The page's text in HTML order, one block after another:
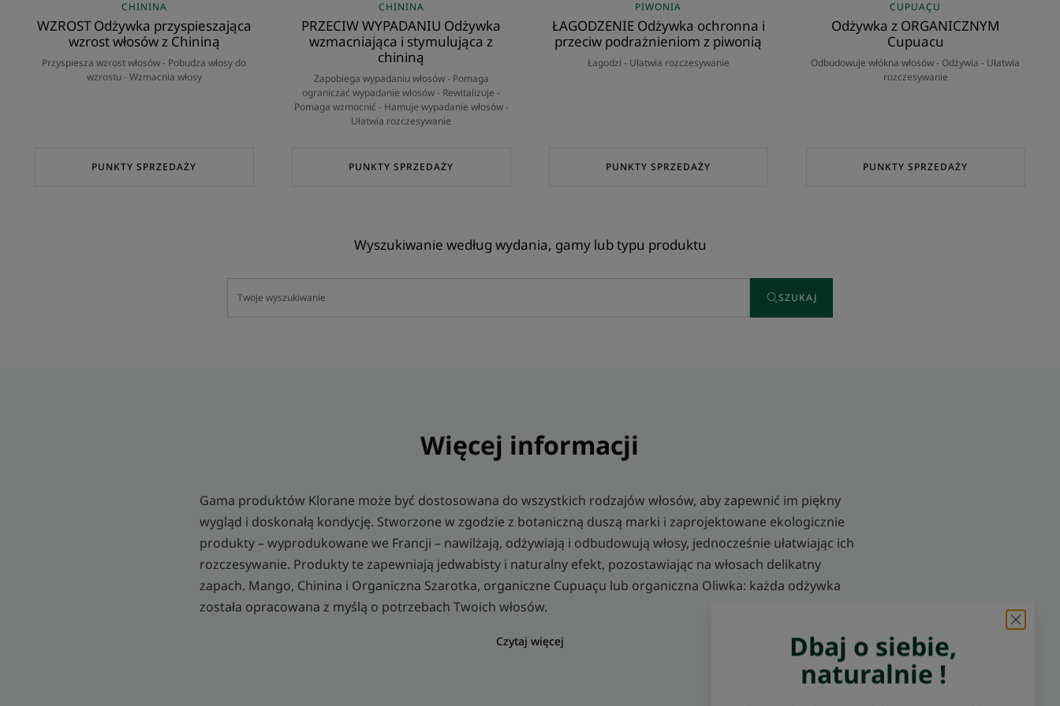
CHININA
WZROST Odżywka przyspieszająca
wzrost włosów z Chininą
Przyspiesza wzrost włosów - Pobudza włosy do
wzrostu - Wzmacnia włosy
PUNKTY SPRZEDAŻY
CHININA
PRZECIW WYPADANIU Odżywka
wzmacniająca i stymulująca z
chininą
Zapobiega wypadaniu włosów - Pomaga
ograniczać wypadanie włosów - Rewitalizuje -
Pomaga wzmocnić - Hamuje wypadanie włosów -
Ułatwia rozczesywanie
PUNKTY SPRZEDAŻY
PIWONIA
ŁAGODZENIE Odżywka ochronna i
przeciw podrażnieniom z piwonią
Łagodzi - Ułatwia rozczesywanie
PUNKTY SPRZEDAŻY
CUPUAÇU
Odżywka z ORGANICZNYM
Cupuacu
Odbudowuje włókna włosów - Odżywia - Ułatwia
rozczesywanie
PUNKTY SPRZEDAŻY
Wyszukiwanie według wydania, gamy lub typu produktu
SZUKAJ
Więcej informacji
Gama produktów Klorane może być dostosowana do wszystkich rodzajów włosów, aby zapewnić im piękny
wygląd i doskonałą kondycję. Stworzone w zgodzie z botaniczną duszą marki i zaprojektowane ekologicznie
produkty – wyprodukowane we Francji – nawilżają, odżywiają i odbudowują włosy, jednocześnie ułatwiając ich
rozczesywanie. Produkty te zapewniają jedwabisty i naturalny efekt, pozostawiając na włosach delikatny
zapach. Mango, Chinina i Organiczna Szarotka, organiczne Cupuaçu lub organiczna Oliwka: każda odżywka
została opracowana z myślą o potrzebach Twoich włosów.
Czytaj więcej
Dbaj o siebie,
naturalnie !